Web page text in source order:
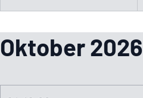
Oktober 2026